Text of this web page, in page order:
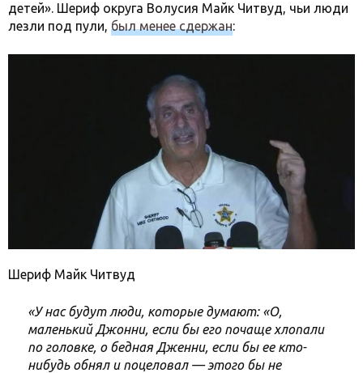
детей». Шериф округа Волусия Майк Читвуд, чьи люди
лезли под пули, был менее сдержан:
Шериф Майк Читвуд
«У нас будут люди, которые думают: «О,
маленький Джонни, если бы его почаще хлопали
по головке, о бедная Дженни, если бы ее кто-
нибудь обнял и поцеловал — этого бы не